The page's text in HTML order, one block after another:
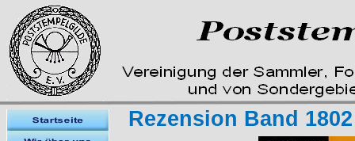
Rezension Band 1802